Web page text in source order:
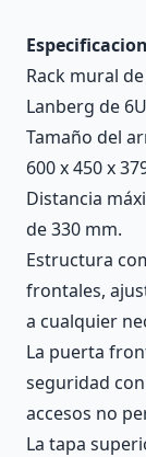
Rack mural
Lanberg de
Tamaño del
600 x 450 x
Distancia
de 330 mm.
Estructura
frontales,
a cualquier
La puerta
seguridad
accesos no
La tapa